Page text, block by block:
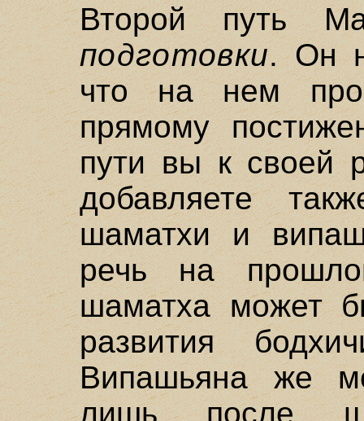
Второй путь
подготовки. Он
что на нем
прямому
пути вы к своей
добавляете
шаматхи и
речь на
шаматха может
развития
Випашьяна же
лишь после